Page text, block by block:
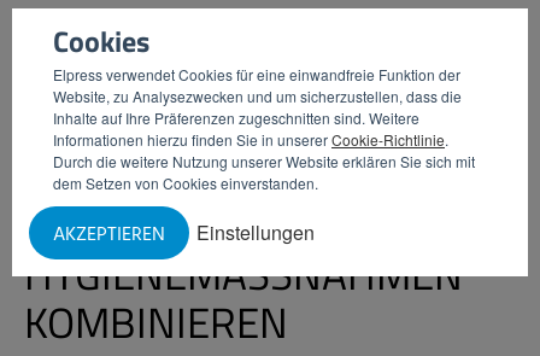
Cookies
Elpress verwendet Cookies für eine einwandfreie Funktion der
Website, zu Analysezwecken und um sicherzustellen, dass die
Inhalte auf Ihre Präferenzen zugeschnitten sind. Weitere
Informationen hierzu finden Sie in unsererCookie-Richtlinie.
Durch die weitere Nutzung unserer Website erklären Sie sich mit
dem Setzen von Cookies einverstanden.
Einstellungen
AKZEPTIEREN
denenergieeffizienten Dyson Airblade
in Ihr Budget passt, dann ist das Händetrocknen mit Papier
die Alternative. Elpress führt in seinem Sortiment
zweiPapierspender-Varianten. Außerdem liefern wir
oder geschlossene Papierkörbeund -behälter zum
Einwerfen des benutzten Papiers
HYGIENEMASSNAHMEN
KOMBINIEREN